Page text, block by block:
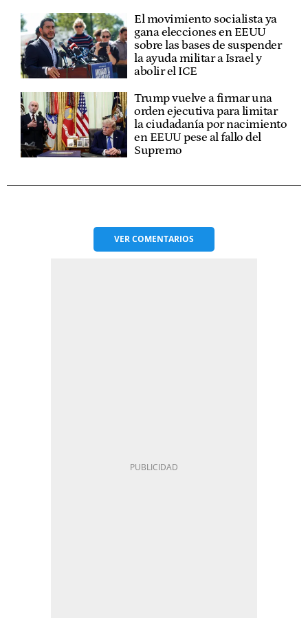
El movimiento socialista ya
gana elecciones en EEUU
sobre las bases de suspender
la ayuda militar a Israel y
abolir el ICE
Trump vuelve a firmar una
orden ejecutiva para limitar
la ciudadanía por nacimiento
en EEUU pese al fallo del
Supremo
VERCOMENTARIOS